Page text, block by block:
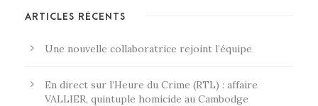
ARTICLES RÉCENTS
Une nouvelle collaboratrice rejoint l’équipe
En direct sur l’Heure du Crime (RTL) : affaire
VALLIER, quintuple homicide au Cambodge